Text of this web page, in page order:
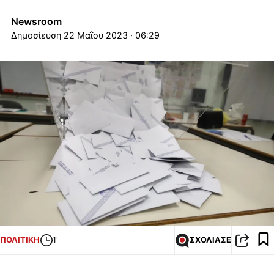
Newsroom
22 Μαΐου 2023 · 06:29
ΠΟΛΙΤΙΚΗ 1' ΣΧΟΛΙΑΣΕ